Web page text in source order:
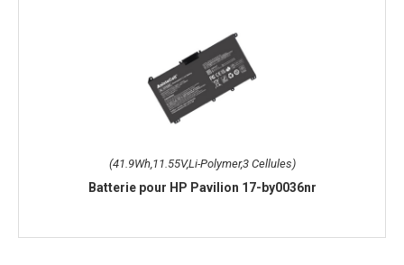
(41.9Wh,11.55V,Li-Polymer,3 Cellules)
Batterie pour HP Pavilion 17-by0036nr